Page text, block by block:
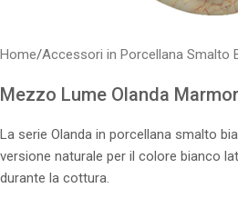
Home/Accessori in Porcellana Smalto
Mezzo Lume Olanda
La serie Olanda in porcellana smalto
versione naturale per il colore bianco
durante la cottura.